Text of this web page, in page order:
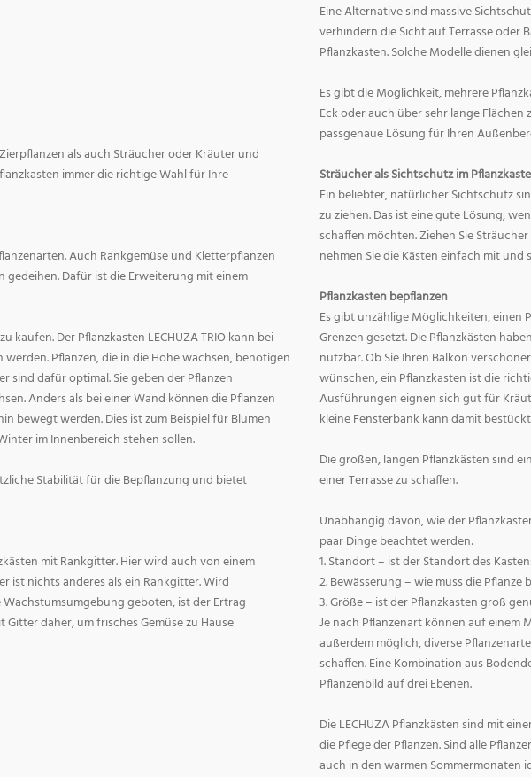
als auch Sträucher oder Kräuter und
immer die richtige Wahl für Ihre
Auch Rankgemüse und Kletterpflanzen
gedeihen. Dafür ist die Erweiterung mit einem
kaufen. Der Pflanzkasten LECHUZA TRIO kann bei
Pflanzen, die in die Höhe wachsen, benötigen
sind dafür optimal. Sie geben der Pflanzen
Anders als bei einer Wand können die Pflanzen
bewegt werden. Dies ist zum Beispiel für Blumen
im Innenbereich stehen sollen.
Stabilität für die Bepflanzung und bietet
mit Rankgitter. Hier wird auch von einem
ist nichts anderes als ein Rankgitter. Wird
geboten, ist der Ertrag
daher, um frisches Gemüse zu Hause
Eine Alternative sind massive
verhindern die Sicht auf Terrasse oder
Pflanzkasten. Solche Modelle dienen
Es gibt die Möglichkeit, mehrere
Eck oder auch über sehr lange Flächen
passgenaue Lösung für Ihren
Sträucher als Sichtschutz im
Ein beliebter, natürlicher Sichtschutz
zu ziehen. Das ist eine gute Lösung,
schaffen möchten. Ziehen Sie
nehmen Sie die Kästen einfach mit
Pflanzkasten bepflanzen
Es gibt unzählige Möglichkeiten, einen
Grenzen gesetzt. Die Pflanzkästen
nutzbar. Ob Sie Ihren Balkon
wünschen, ein Pflanzkasten ist die
Ausführungen eignen sich gut für
kleine Fensterbank kann damit
Die großen, langen Pflanzkästen sind
einer Terrasse zu schaffen.
Unabhängig davon, wie der
paar Dinge beachtet werden:
1. Standort – ist der Standort des
2. Bewässerung – wie muss die Pflanze
3. Größe – ist der Pflanzkasten groß
Je nach Pflanzenart können auf einem
außerdem möglich, diverse
schaffen. Eine Kombination aus
Pflanzenbild auf drei Ebenen.
Die LECHUZA Pflanzkästen sind mit
die Pflege der Pflanzen. Sind alle
auch in den warmen Sommermonaten